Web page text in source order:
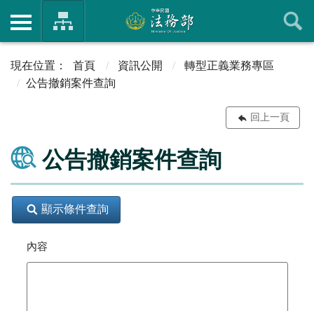
首頁 資訊公開
轉型正義業務專區
公告撤銷案件查詢
回上一頁
公告撤銷案件查詢
顯示條件查詢
內容